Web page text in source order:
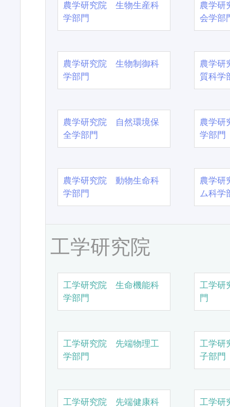
農学研究院 生物生産科
学部門
農学
会学部
農学研究院 生物制御科
学部門
農学
質科学
農学研究院 自然環境保
全学部門
農学
学部門
農学研究院 動物生命科
学部門
農学
ム科学
工学研究院
工学研究院 生命機能科
学部門
工学研
門
工学研究院 先端物理工
学部門
工学研
子部門
工学研究院 先端健康科
工学研